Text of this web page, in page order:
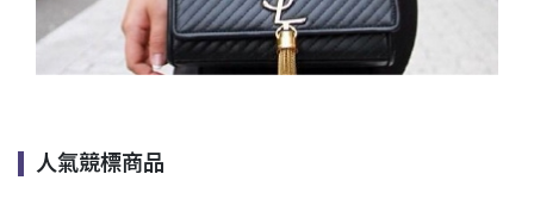
人氣競標商品